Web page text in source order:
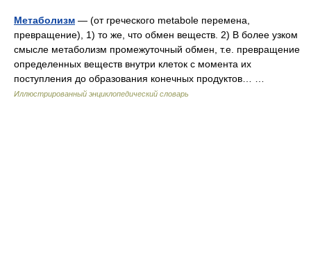
Метаболизм — (от греческого metabole перемена,
превращение), 1) то же, что обмен веществ. 2) В более узком
смысле метаболизм промежуточный обмен, т.е. превращение
определенных веществ внутри клеток с момента их
поступления до образования конечных продуктов… …
Иллюстрированный энциклопедический словарь